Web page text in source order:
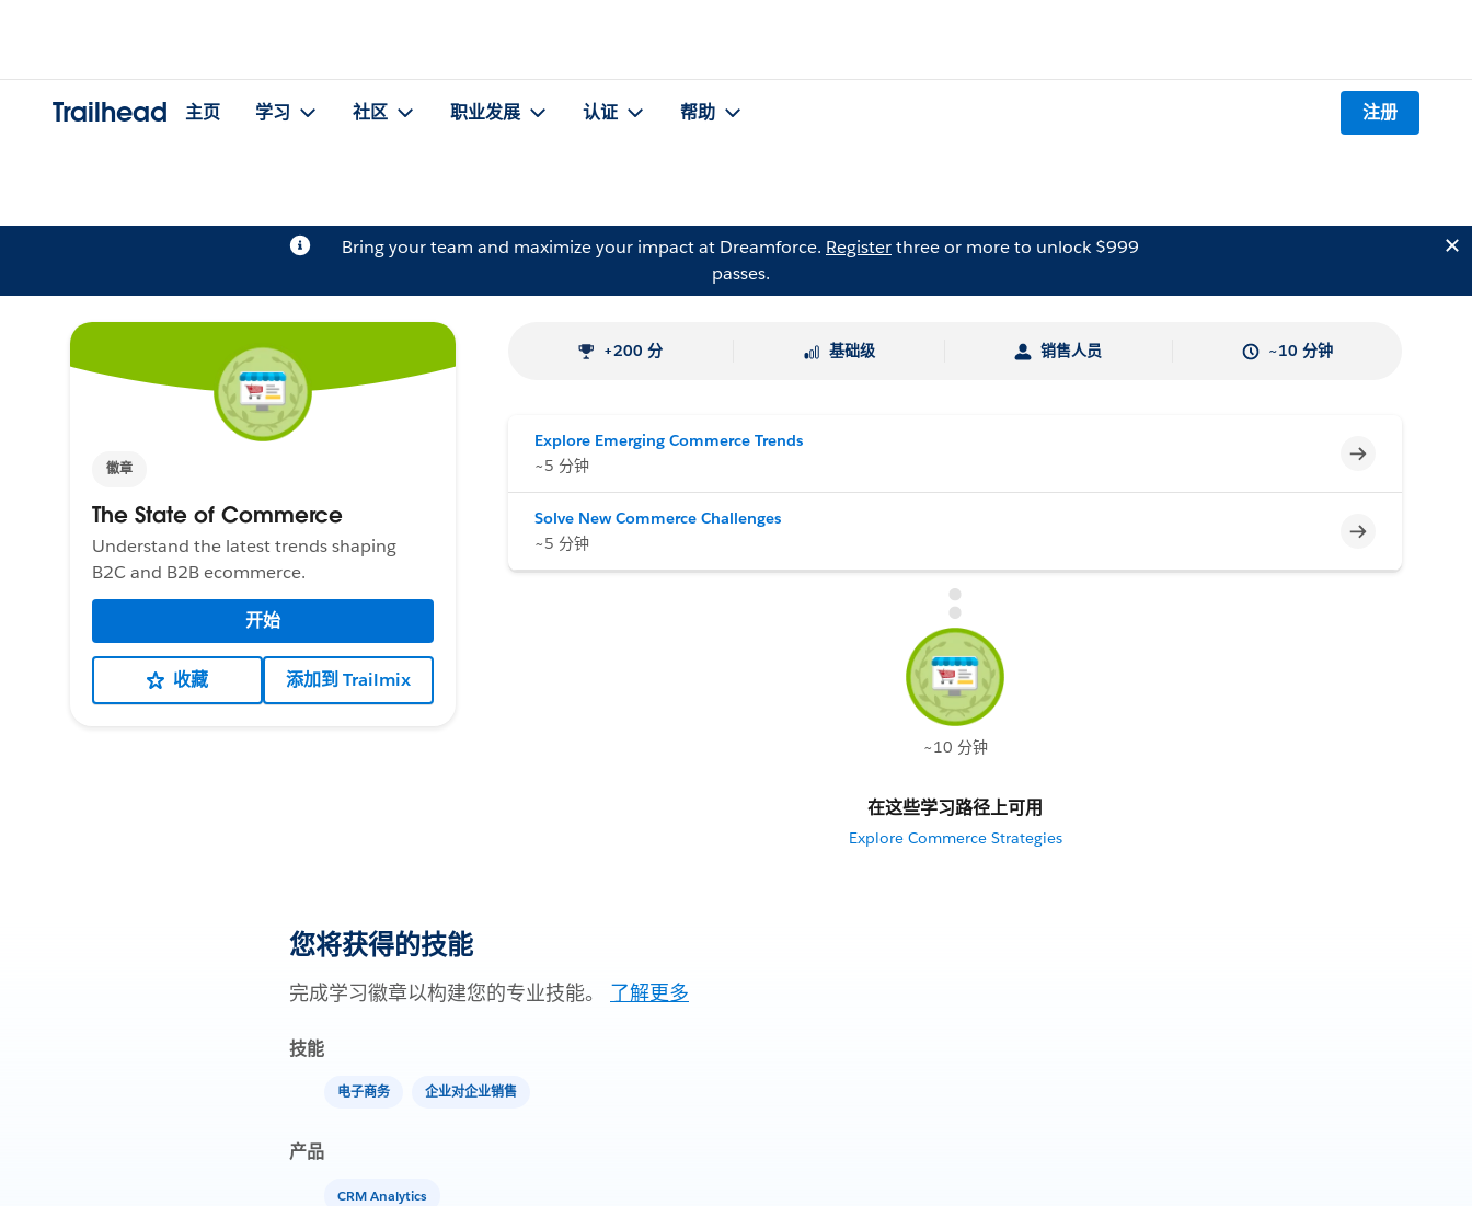
Trailhead 主页 学习 社区 职业发展 认证 帮助 注册
Bring your team and maximize your impact at Dreamforce. Registerthree or more to unlock $999
passes.
徽章
The State of Commerce
Understand the latest trends shaping
B2C and B2B ecommerce.
开始
收藏 添加到 Trailmix
+200 分 基础级 销售人员 ~10 分钟
Explore Emerging Commerce Trends
~5 分钟
不完整
Solve New Commerce Challenges
~5 分钟
不完整
~10 分钟
在这些学习路径上可用
Explore Commerce Strategies
您将获得的技能
完成学习徽章以构建您的专业技能。 了解更多
技能
电子商务 企业对企业销售
产品
CRM Analytics